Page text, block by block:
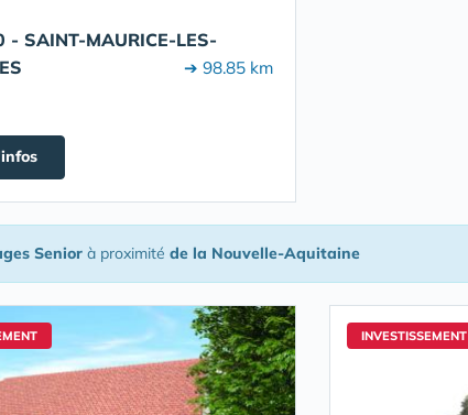
- SAINT-MAURICE-LES-
➔ 98.85 km
Senior à proximité de la Nouvelle-Aquitaine
INVESTISSEMENT